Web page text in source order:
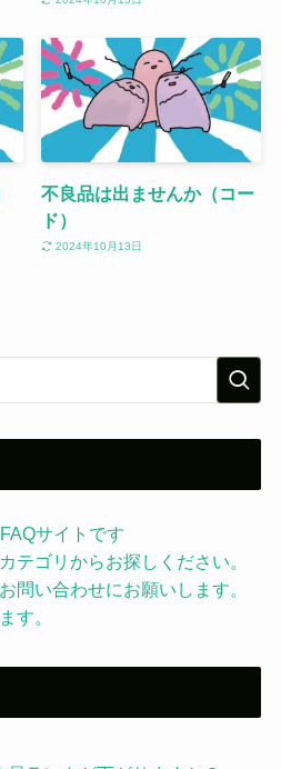
不良品は出ませんか（コー
ド）
2024年10月13日
サイトです
テゴリからお探しください。
問い合わせにお願いします。
す。